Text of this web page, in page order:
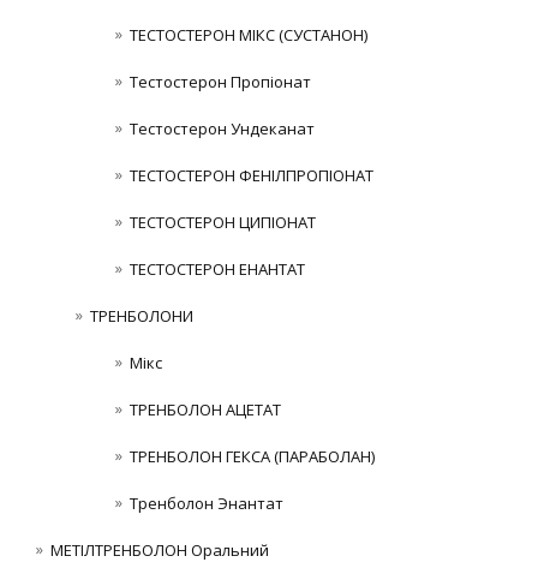
ТЕСТОСТЕРОН МІКС (СУСТАНОН)
Тестостерон Пропіонат
Тестостерон Ундеканат
ТЕСТОСТЕРОН ФЕНІЛПРОПІОНАТ
ТЕСТОСТЕРОН ЦИПІОНАТ
ТЕСТОСТЕРОН ЕНАНТАТ
ТРЕНБОЛОНИ
Мікс
ТРЕНБОЛОН АЦЕТАТ
ТРЕНБОЛОН ГЕКСА (ПАРАБОЛАН)
Тренболон Энантат
МЕТІЛТРЕНБОЛОН Оральний